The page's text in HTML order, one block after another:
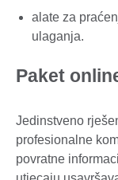
alate za
ulaganja.
Paket
Jedinstveno
profesionalne
povratne